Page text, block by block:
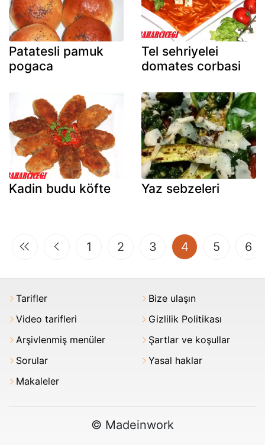
Patatesli pamuk
pogaca
Tel sehriyelei
domates corbasi
Kadin budu köfte Yaz sebzeleri
1 2 3 4(current)
5 6
Tarifler
Video tarifleri
Arşivlenmiş menüler
Sorular
Makaleler
Bize ulaşın
Gizlilik Politikası
Şartlar ve koşullar
Yasal haklar
© Madeinwork